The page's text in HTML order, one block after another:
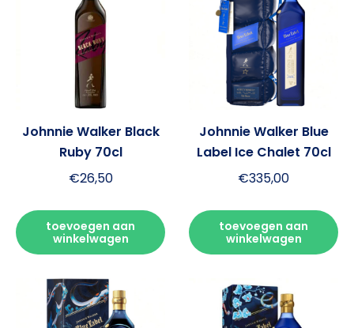
Johnnie Walker Black
Ruby 70cl
€26,50
toevoegen aan
winkelwagen
Johnnie Walker Blue
Label Ice Chalet 70cl
€335,00
toevoegen aan
winkelwagen